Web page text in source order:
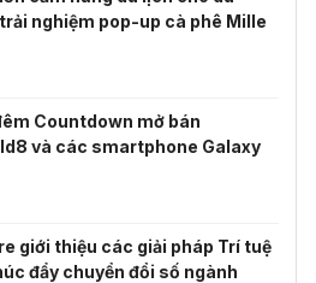
nghiệm pop-up cà phê Mille
Countdown mở bán
và các smartphone Galaxy
giới thiệu các giải pháp Trí tuệ
đẩy chuyển đổi số ngành